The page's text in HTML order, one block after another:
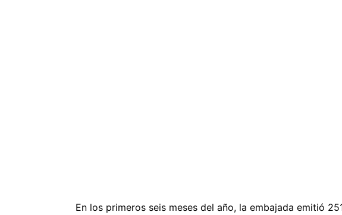
En los primeros seis meses del año, la embajada emitió